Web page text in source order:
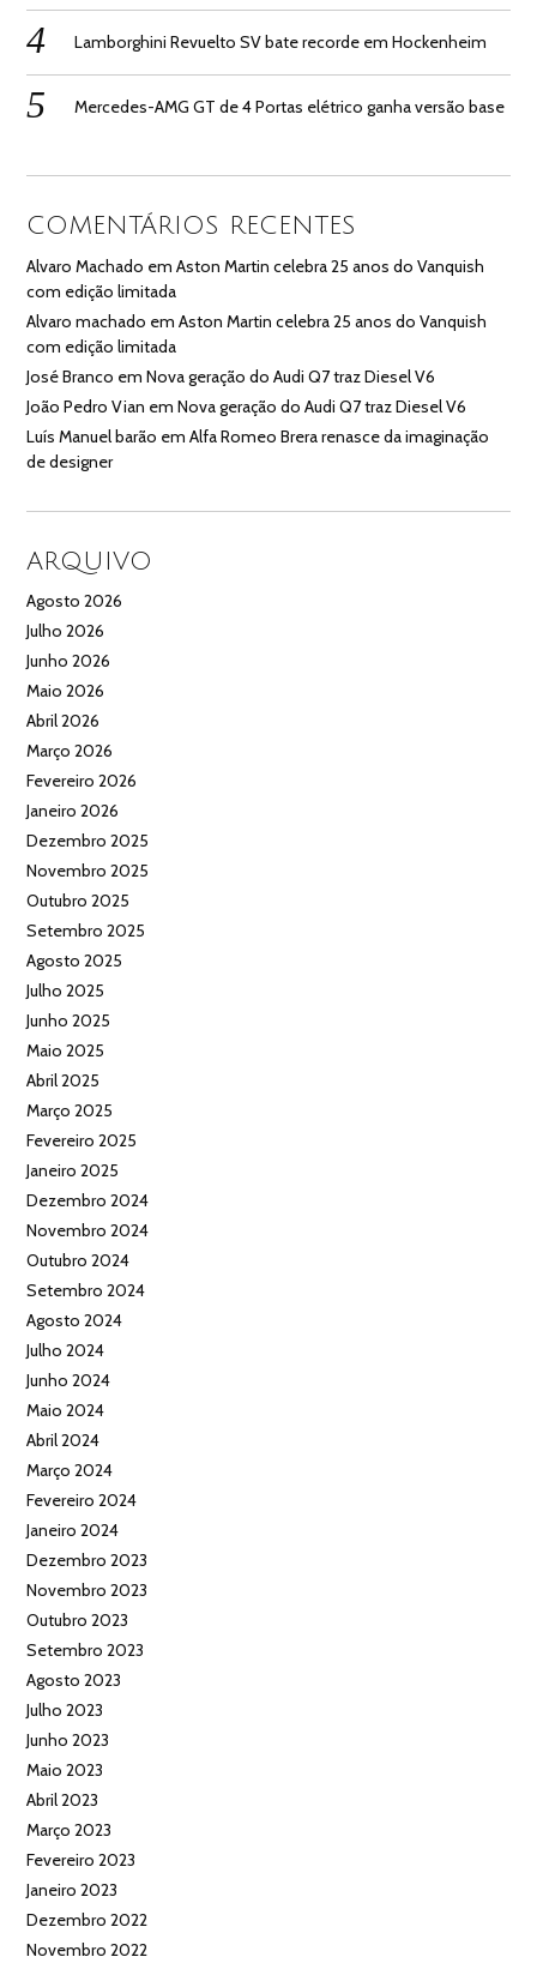
Lamborghini Revuelto SV bate recorde em Hockenheim
Mercedes-AMG GT de 4 Portas elétrico ganha versão base
COMENTÁRIOS RECENTES
Alvaro Machado emAston Martin celebra 25 anos do Vanquish
com edição limitada
Alvaro machado emAston Martin celebra 25 anos do Vanquish
com edição limitada
José Branco emNova geração do Audi Q7 traz Diesel V6
João Pedro Vian emNova geração do Audi Q7 traz Diesel V6
Luís Manuel barão emAlfa Romeo Brera renasce da imaginação
de designer
ARQUIVO
Agosto 2026
Julho 2026
Junho 2026
Maio 2026
Abril 2026
Março 2026
Fevereiro 2026
Janeiro 2026
Dezembro 2025
Novembro 2025
Outubro 2025
Setembro 2025
Agosto 2025
Julho 2025
Junho 2025
Maio 2025
Abril 2025
Março 2025
Fevereiro 2025
Janeiro 2025
Dezembro 2024
Novembro 2024
Outubro 2024
Setembro 2024
Agosto 2024
Julho 2024
Junho 2024
Maio 2024
Abril 2024
Março 2024
Fevereiro 2024
Janeiro 2024
Dezembro 2023
Novembro 2023
Outubro 2023
Setembro 2023
Agosto 2023
Julho 2023
Junho 2023
Maio 2023
Abril 2023
Março 2023
Fevereiro 2023
Janeiro 2023
Dezembro 2022
Novembro 2022